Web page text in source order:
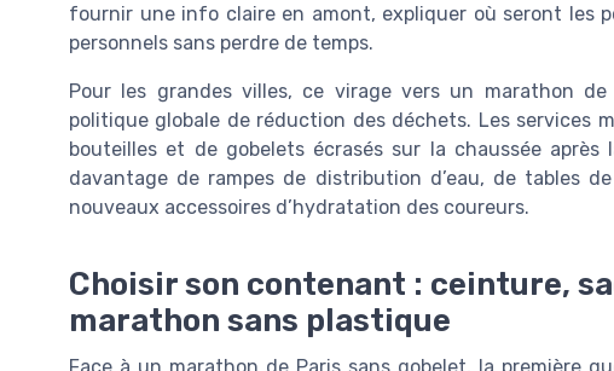
fournir une info claire en amont, expliquer où seront les
personnels sans perdre de temps.
Pour les grandes villes, ce virage vers un marathon
politique globale de réduction des déchets. Les services
bouteilles et de gobelets écrasés sur la chaussée
davantage de rampes de distribution d’eau, de tables
nouveaux accessoires d’hydratation des coureurs.
Choisir son contenant : ceinture,
marathon sans plastique
Face à un marathon de Paris sans gobelet, la première